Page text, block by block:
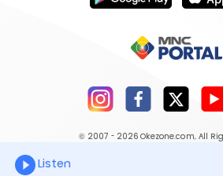
© 2007 - 2026 Okezone.com, All
Listen